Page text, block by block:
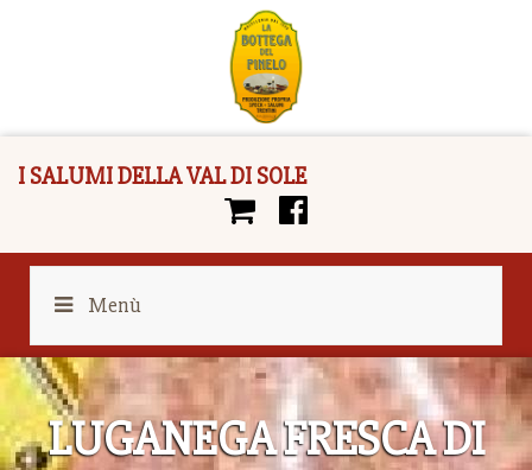
I SALUMI DELLA VAL DI SOLE
Menù
LUGANEGA FRESCA DI